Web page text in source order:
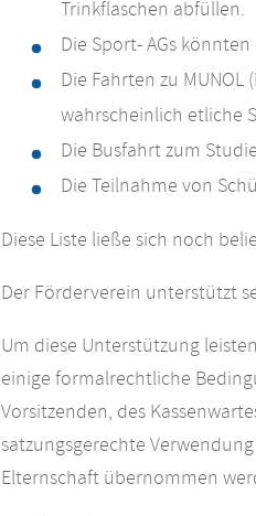
Trinkflaschen abfüllen.
Die Sport- AGs
Die Fahrten zu
wahrscheinlich etliche
Die Busfahrt zum
Die Teilnahme von
Diese Liste ließe sich noch
Der Förderverein unterstützt
Um diese Unterstützung
einige formalrechtliche
Vorsitzenden, des
satzungsgerechte
Elternschaft übernommen